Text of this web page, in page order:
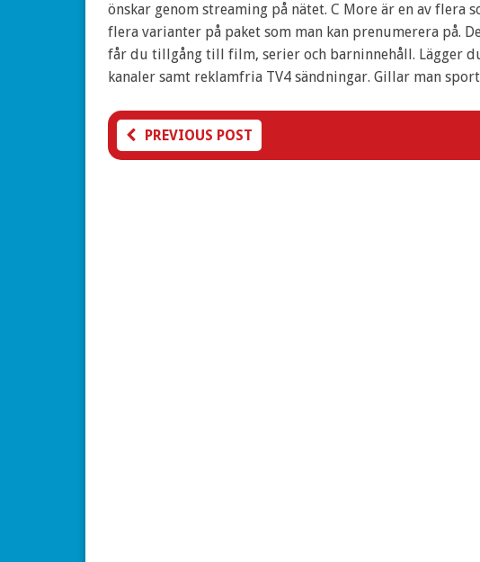
önskar genom streaming på nätet. C More är en av flera
flera varianter på paket som man kan prenumerera på.
får du tillgång till film, serier och barninnehåll. Lägger
kanaler samt reklamfria TV4 sändningar. Gillar man
PREVIOUS POST